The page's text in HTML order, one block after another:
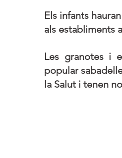
Els infants
als establiments
Les granotes i
popular
la Salut i tenen